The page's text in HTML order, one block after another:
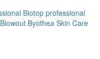
Biotop professional
Byothea Skin Care